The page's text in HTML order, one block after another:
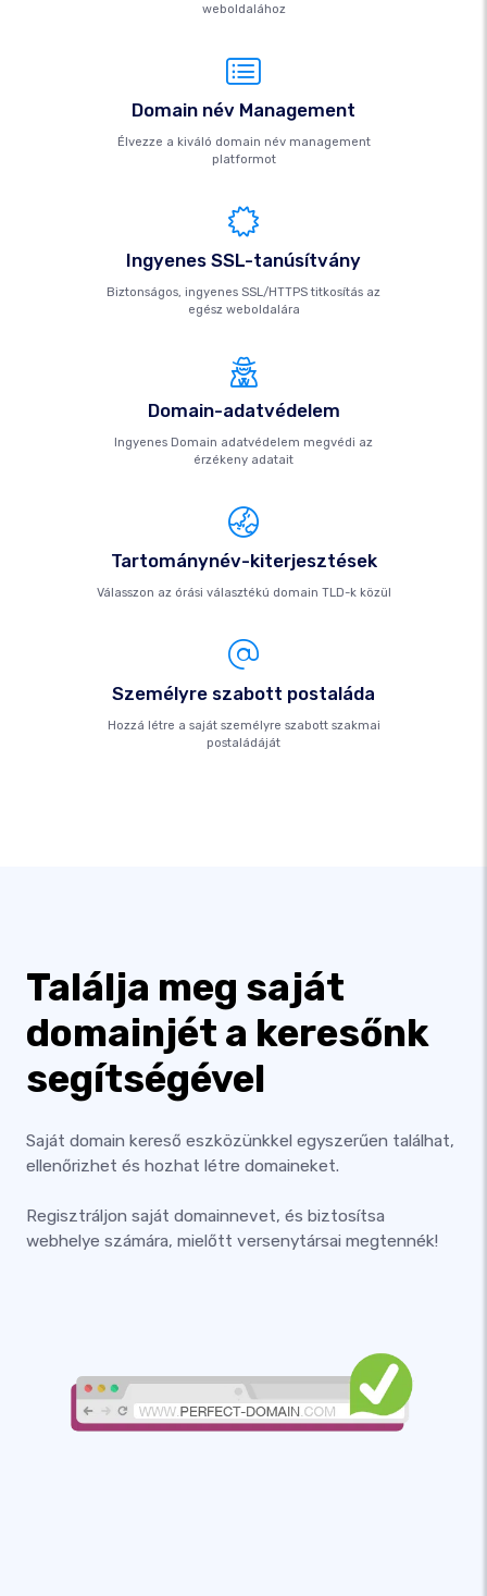
weboldalához
Domain név Management
Élvezze a kiváló domain név management
platformot
Ingyenes SSL-tanúsítvány
Biztonságos, ingyenes SSL/HTTPS titkosítás az
egész weboldalára
Domain-adatvédelem
Ingyenes Domain adatvédelem megvédi az
érzékeny adatait
Tartománynév-kiterjesztések
Válasszon az órási választékú domain TLD-k közül
Személyre szabott postaláda
Hozzá létre a saját személyre szabott szakmai
postaládáját
Találja meg saját
domainjét a keresőnk
segítségével
Saját domain kereső eszközünkkel egyszerűen találhat,
ellenőrizhet és hozhat létre domaineket.
Regisztráljon saját domainnevet, és biztosítsa
webhelye számára, mielőtt versenytársai megtennék!